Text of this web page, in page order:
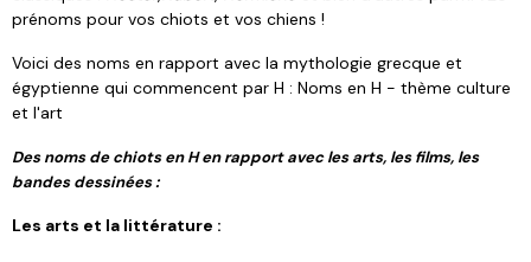
prénoms pour vos chiots et vos chiens !
Voici des noms en rapport avec la mythologie grecque et
égyptienne qui commencent par H : Noms en H - thème culture
et l'art
Des noms de chiots en H en rapport avec les arts, les films, les
bandes dessinées :
Les arts et la littérature :